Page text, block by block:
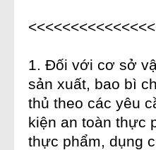
1. Đối với cơ sở
sản xuất, bao bì
thủ theo các yêu
kiện an toàn thực
thực phẩm, dụng